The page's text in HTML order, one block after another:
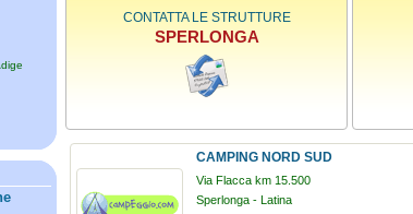
CONTATTA LE STRUTTURE
SPERLONGA
CAMPING NORD SUD
Via Flacca km 15.500
Sperlonga - Latina